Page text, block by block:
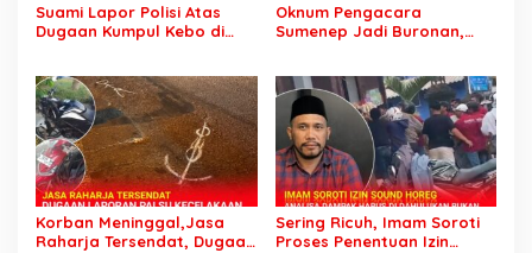
Suami Lapor Polisi Atas
Dugaan Kumpul Kebo di
Ditangkap
Oknum Pengacara
Sumenep Jadi Buronan,
Laporan Seorang Sopir
Korban Meninggal,Jasa
Raharja Tersendat, Dugaan
Sering Ricuh, Imam Soroti
Proses Penentuan Izin